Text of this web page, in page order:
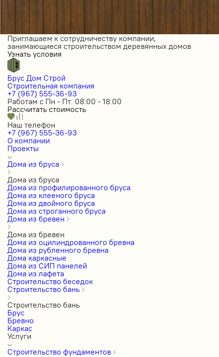
Приглашаем к сотрудничеству компании,
занимающиеся строительством деревянных домов
Узнать условия
Брус Дом Строй
Строительная компания
+7 (967) 555-36-93
Работам с Пн - Пт: 08:00 - 18:00
Рассчитать стоимость
Наш телефон
+7 (967) 555-36-93
О компании
Проекты
Дома из бруса
Дома из бруса
Дома из профилированного бруса
Дома из клееного бруса
Дома из двойного бруса
Дома из строганного бруса
Дома из бревен
Дома из бревен
Дома из оцилиндрованного бревна
Дома из рубленного бревна
Дома каркасные
Дома из СИП панелей
Дома из лафета
Строительство беседок
Строительство бань
Строительство бань
Брус
Бревно
Каркас
Услуги
Строительство фундаментов